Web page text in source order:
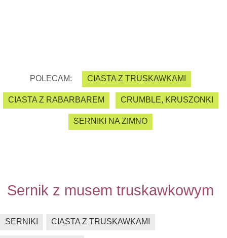
POLECAM: CIASTA Z TRUSKAWKAMI
CIASTA Z RABARBAREM CRUMBLE, KRUSZONKI
SERNIKI NA ZIMNO
Sernik z musem truskawkowym
SERNIKI CIASTA Z TRUSKAWKAMI